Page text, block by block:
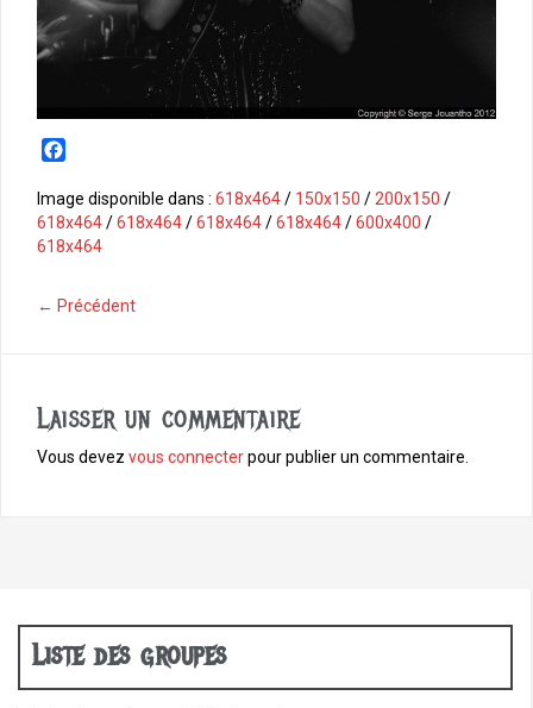
c
e
b
k
Image disponible dans : 618x464/ 150x150 / 200x150 /
618x464/618x464/618x464/618x464/600x400 /
618x464
← Précédent
Laisser un commentaire
Vous devez vous connecterpour publier un commentaire.
Liste des groupes